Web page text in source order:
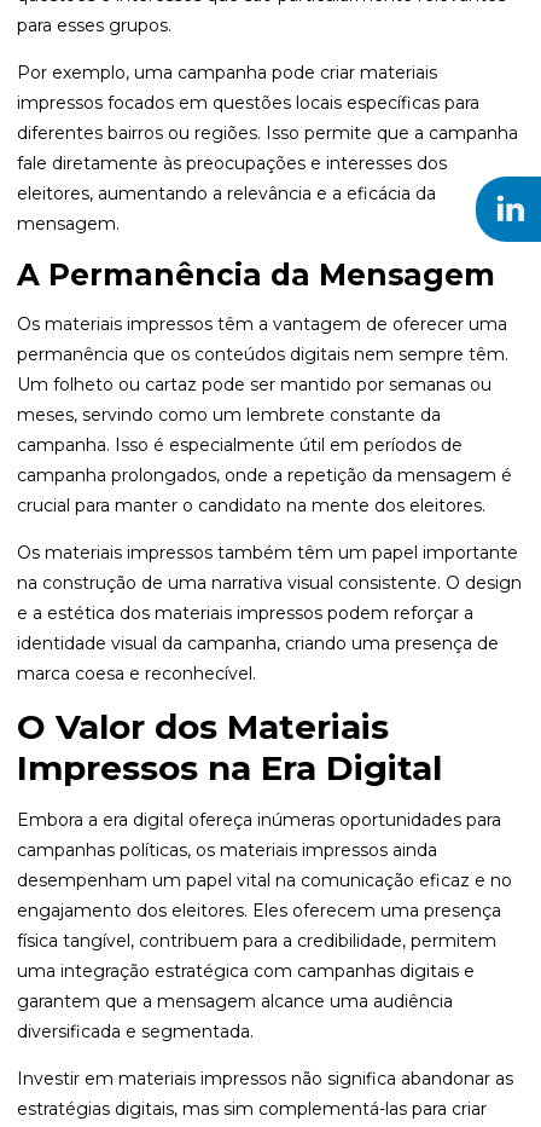
para esses grupos.
Por exemplo, uma campanha pode criar materiais
impressos focados em questões locais específicas para
diferentes bairros ou regiões. Isso permite que a campanha
fale diretamente às preocupações e interesses dos
eleitores, aumentando a relevância e a eficácia da
mensagem.
A Permanência da Mensagem
Os materiais impressos têm a vantagem de oferecer uma
permanência que os conteúdos digitais nem sempre têm.
Um folheto ou cartaz pode ser mantido por semanas ou
meses, servindo como um lembrete constante da
campanha. Isso é especialmente útil em períodos de
campanha prolongados, onde a repetição da mensagem é
crucial para manter o candidato na mente dos eleitores.
Os materiais impressos também têm um papel importante
na construção de uma narrativa visual consistente. O design
e a estética dos materiais impressos podem reforçar a
identidade visual da campanha, criando uma presença de
marca coesa e reconhecível.
O Valor dos Materiais
Impressos na Era Digital
Embora a era digital ofereça inúmeras oportunidades para
campanhas políticas, os materiais impressos ainda
desempenham um papel vital na comunicação eficaz e no
engajamento dos eleitores. Eles oferecem uma presença
física tangível, contribuem para a credibilidade, permitem
uma integração estratégica com campanhas digitais e
garantem que a mensagem alcance uma audiência
diversificada e segmentada.
Investir em materiais impressos não significa abandonar as
estratégias digitais, mas sim complementá-las para criar